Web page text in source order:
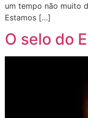
um tempo não muito
Estamos […]
O selo do